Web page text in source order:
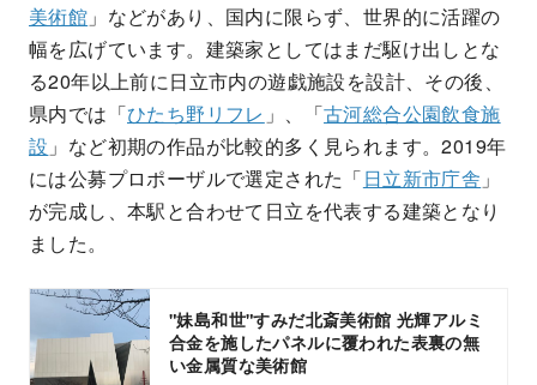
美術館 」などがあり、国内に限らず、世界的に活躍の
幅を広げています。建築家としてはまだ駆け出しとな
る20年以上前に日立市内の遊戯施設を設計、その後、
県内では「ひたち野リフレ 」、「古河総合公園飲食施
設 」など初期の作品が比較的多く見られます。2019年
には公募プロポーザルで選定された「日立新市庁舎 」
が完成し、本駅と合わせて日立を代表する建築となり
ました。
"妹島和世"すみだ北斎美術館 光輝アルミ
合金を施したパネルに覆われた表裏の無
い金属質な美術館